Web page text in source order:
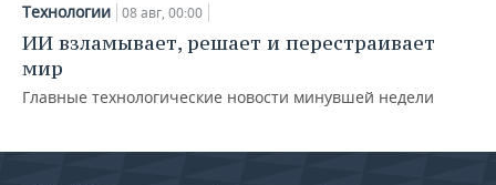
Технологии 08 авг, 00:00
ИИ взламывает, решает и перестраивает
мир
Главные технологические новости минувшей недели